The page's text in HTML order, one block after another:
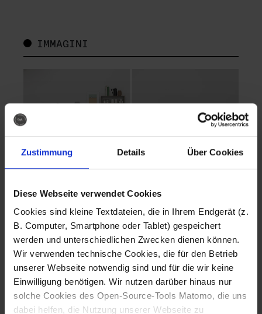
Zustimmung Details Über Cookies
Diese Webseite verwendet Cookies
Cookies sind kleine Textdateien, die in Ihrem Endgerät (z.
B. Computer, Smartphone oder Tablet) gespeichert
werden und unterschiedlichen Zwecken dienen können.
Wir verwenden technische Cookies, die für den Betrieb
unserer Webseite notwendig sind und für die wir keine
Einwilligung benötigen. Wir nutzen darüber hinaus nur
solche Cookies des Open-Source-Tools Matomo, die uns
dabei helfen, die Nutzung unserer Webseite zu
IMMAGINI
Fotografo: Lorenz
Sternbach
Download
Fotografo: Lorenz
Sternbach
Download